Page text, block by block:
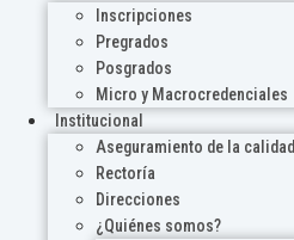
Inscripciones
Pregrados
Posgrados
Micro y Macrocredenciales
Institucional
Aseguramiento de la calidad
Rectoría
Direcciones
¿Quiénes somos?